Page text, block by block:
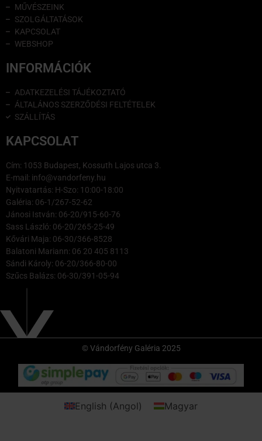
MŰVÉSZEINK
SZOLGÁLTATÁSOK
KAPCSOLAT
WEBSHOP
INFORMÁCIÓK
ADATKEZELÉSI TÁJÉKOZTATÓ
ÁLTALÁNOS SZERZŐDÉSI FELTÉTELEK
SZÁLLÍTÁS
KAPCSOLAT
Cím: 1053 Budapest, Kossuth Lajos utca 3.
E-mail: info@vandorfeny.hu
Nyitvatartás: H-Szo: 10:00-18:00
Galéria: 06-1/267-52-62
Jánosi István: 06-20/915-60-76
Sass László: 06-20/265-25-49
Kővári Maja: 06-30/366-8528
Balatoni Mariann: 06 20 405 8113
Sándi Károly: 06-20/366-80-00
Szűcs Balázs: 06-30/391-05-94
© Vándorfény Galéria 2025
English (Angol) Magyar